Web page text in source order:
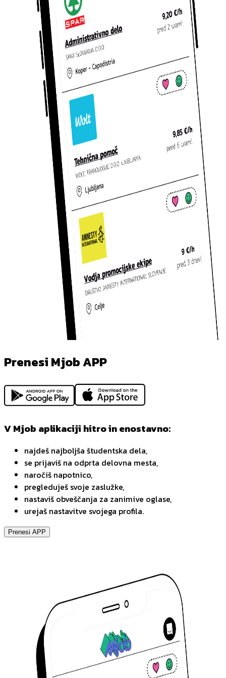
Prenesi Mjob APP
V Mjob aplikaciji hitro in enostavno:
najdeš najboljša študentska dela,
se prijaviš na odprta delovna mesta,
naročiš napotnico,
pregleduješ svoje zaslužke,
nastaviš obveščanja za zanimive oglase,
urejaš nastavitve svojega profila.
Prenesi APP